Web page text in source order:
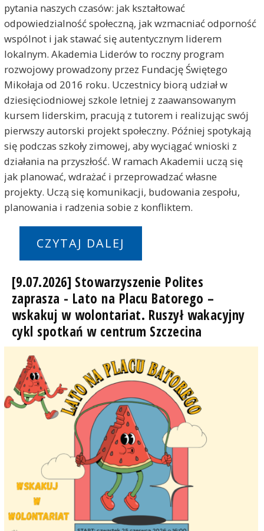
pytania naszych czasów: jak kształtować
odpowiedzialność społeczną, jak wzmacniać odporność
wspólnot i jak stawać się autentycznym liderem
lokalnym. Akademia Liderów to roczny program
rozwojowy prowadzony przez Fundację Świętego
Mikołaja od 2016 roku. Uczestnicy biorą udział w
dziesięciodniowej szkole letniej z zaawansowanym
kursem liderskim, pracują z tutorem i realizując swój
pierwszy autorski projekt społeczny. Później spotykają
się podczas szkoły zimowej, aby wyciągać wnioski z
działania na przyszłość. W ramach Akademii uczą się
jak planować, wdrażać i przeprowadzać własne
projekty. Uczą się komunikacji, budowania zespołu,
planowania i radzenia sobie z konfliktem.
CZYTAJ DALEJ
[9.07.2026] Stowarzyszenie Polites
zaprasza - Lato na Placu Batorego –
wskakuj w wolontariat. Ruszył wakacyjny
cykl spotkań w centrum Szczecina